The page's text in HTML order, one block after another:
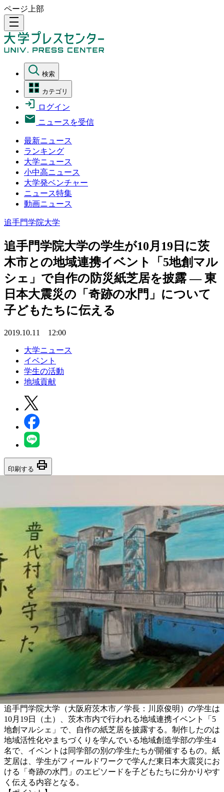
ページ上部
density_medium
検索
カテゴリ
ログイン
ニュースを受信
最新ニュース
ランキング
大学ニュース
小中高ニュース
大学発ベンチャー
ニュース特集
動画ニュース
追手門学院大学
追手門学院大学の学生が10月19日に茨
木市との地域連携イベント「5地創マル
シェ」で自作の防災紙芝居を披露 — 東
日本大震災の「奇跡の水門」について
子どもたちに伝える
2019.10.11 12:00
大学ニュース
イベント
学生の活動
地域貢献
印刷する print
追手門学院大学（大阪府茨木市／学長：川原俊明）の学生は
10月19日（土）、茨木市内で行われる地域連携イベント「5
地創マルシェ」で、自作の紙芝居を披露する。制作したのは
地域活性化やまちづくりを学んでいる地域創造学部の学生4
名で、イベントは同学部の別の学生たちが開催するもの。紙
芝居は、学生がフィールドワークで学んだ東日本大震災にお
ける「奇跡の水門」のエピソードを子どもたちに分かりやす
く伝える内容となる。